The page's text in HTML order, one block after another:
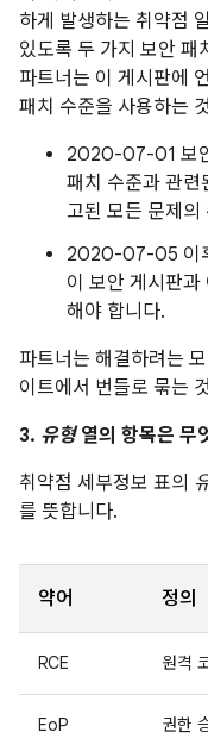
하게 발생하는 취약점
있도록 두 가지 보안
파트너는 이 게시판에
패치 수준을 사용하는
2020-07-01 보
패치 수준과 관련
고된 모든 문제의
2020-07-05 이
이 보안 게시판
해야 합니다.
파트너는 해결하려는
이트에서 번들로 묶는
3. 유형열의 항목은 무
취약점 세부정보 표의
를 뜻합니다.
약어 정의
RCE 원격
EoP 권한